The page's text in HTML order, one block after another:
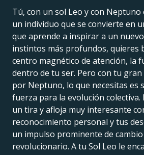
Tú, con un sol Leo y con Neptuno
un individuo que se convierte en
que aprende a inspirar a un nuevo
instintos más profundos, quieres
centro magnético de atención, la
dentro de tu ser. Pero con tu gran
por Neptuno, lo que necesitas es
fuerza para la evolución colectiva.
un tira y afloja muy interesante
reconocimiento personal y tus
un impulso prominente de cambio
revolucionario. A tu Sol Leo le